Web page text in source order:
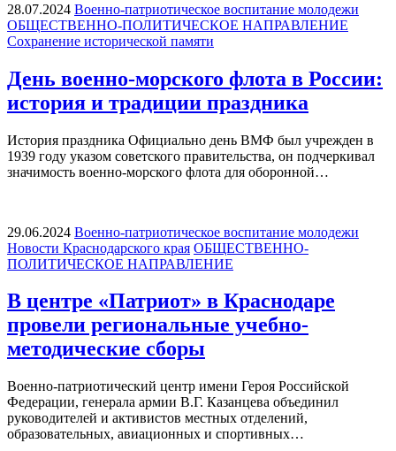
28.07.2024 Военно-патриотическое воспитание молодежи
ОБЩЕСТВЕННО-ПОЛИТИЧЕСКОЕ НАПРАВЛЕНИЕ
Сохранение исторической памяти
День военно-морского флота в России:
история и традиции праздника
История праздника Официально день ВМФ был учрежден в
1939 году указом советского правительства, он подчеркивал
значимость военно-морского флота для оборонной…
29.06.2024 Военно-патриотическое воспитание молодежи
Новости Краснодарского края ОБЩЕСТВЕННО-
ПОЛИТИЧЕСКОЕ НАПРАВЛЕНИЕ
В центре «Патриот» в Краснодаре
провели региональные учебно-
методические сборы
Военно-патриотический центр имени Героя Российской
Федерации, генерала армии В.Г. Казанцева объединил
руководителей и активистов местных отделений,
образовательных, авиационных и спортивных…